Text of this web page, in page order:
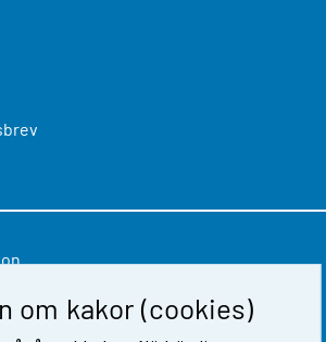
om kakor (cookies)